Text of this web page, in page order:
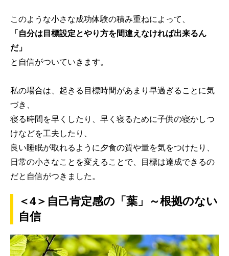
このような小さな成功体験の積み重ねによって、
「自分は目標設定とやり方を間違えなければ出来るん
だ」
と自信がついていきます。
私の場合は、起きる目標時間があまり早過ぎることに気
づき、
寝る時間を早くしたり、早く寝るために子供の寝かしつ
けなどを工夫したり、
良い睡眠が取れるように夕食の質や量を気をつけたり、
日常の小さなことを変えることで、目標は達成できるの
だと自信がつきました。
＜4＞自己肯定感の「葉」～根拠のない
自信